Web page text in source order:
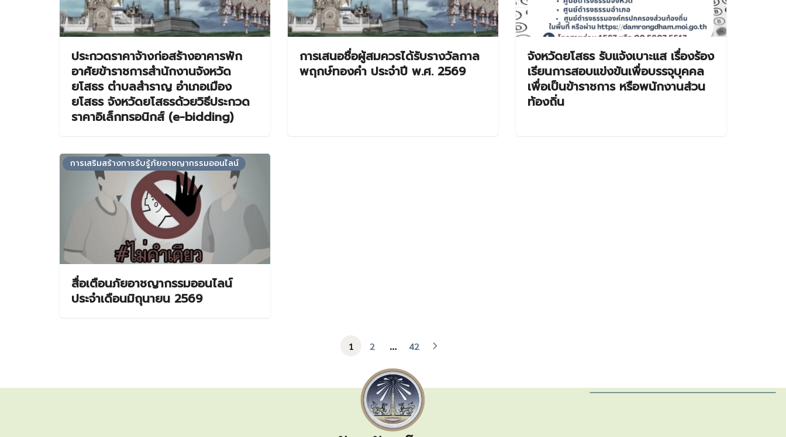
ประกวดราคาจ้างก่อสร้างอาคารพัก
อาศัยข้าราชการสำนักงานจังหวัด
ยโสธร ตำบลสำราญ อำเภอเมือง
ยโสธร จังหวัดยโสธรด้วยวิธีประกวด
ราคาอิเล็กทรอนิกส์ (e-bidding)
การเสนอชื่อผู้สมควรได้รับรางวัลกาล
พฤกษ์ทองคำ ประจำปี พ.ศ. 2569
จังหวัดยโสธร รับแจ้งเบาะแส เรื่องร้อง
เรียนการสอบแข่งขันเพื่อบรรจุบุคคล
เพื่อเป็นข้าราชการ หรือพนักงานส่วน
ท้องถิ่น
การเสริมสร้างการรับรู้ภัยอาชญากรรมออนไลน์
สื่อเตือนภัยอาชญากรรมออนไลน์
ประจำเดือนมิถุนายน 2569
1 2 … 42